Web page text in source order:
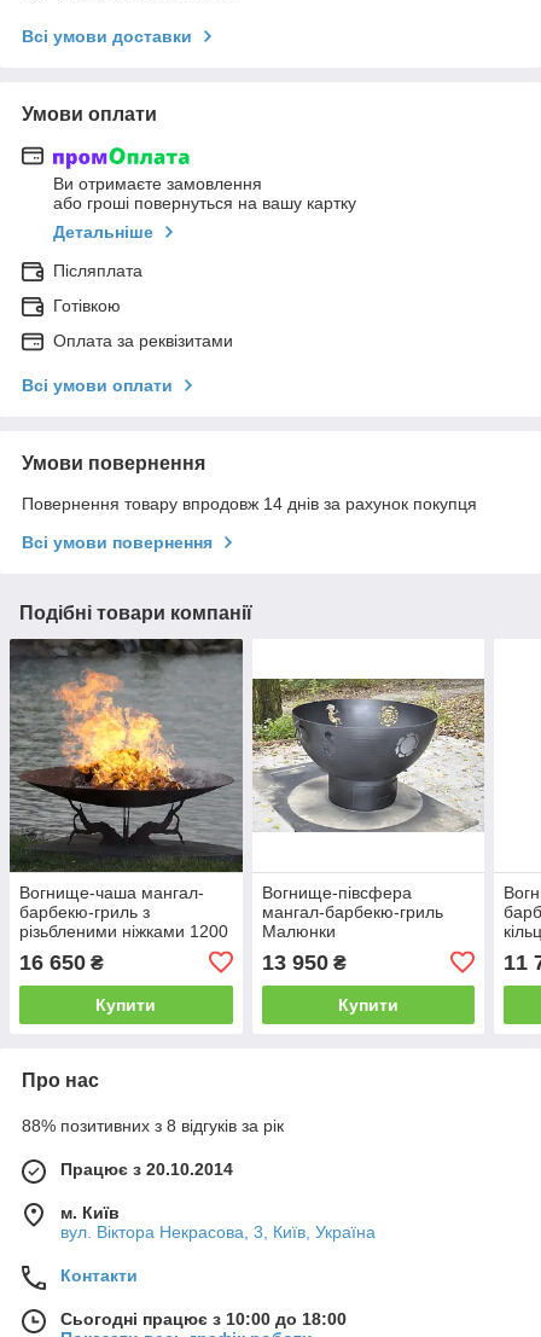
Всі умови доставки
Умови оплати
Ви отримаєте замовлення
або гроші повернуться на вашу картку
Детальніше
Післяплата
Готівкою
Оплата за реквізитами
Всі умови оплати
Умови повернення
Повернення товару впродовж 14 днів за рахунок покупця
Всі умови повернення
Подібні товари компанії
Вогнище-чаша мангал-
барбекю-гриль з
різьбленими ніжками 1200
16 650 ₴
Купити
Вогнище-півсфера
мангал-барбекю-гриль
Малюнки
13 950₴
Купити
11
Про нас
88% позитивних з 8 відгуків за рік
Працює з 20.10.2014
м. Київ
вул. Вiктора Некрасова, 3, Київ, Україна
Контакти
Сьогодні працює з 10:00 до 18:00